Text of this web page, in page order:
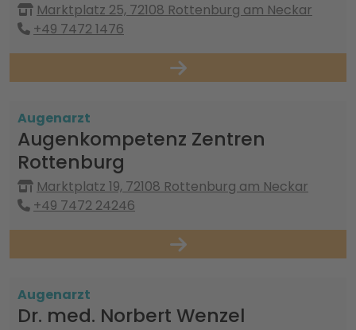
Marktplatz 25, 72108 Rottenburg am Neckar
+49 7472 1476
Augenarzt
Augenkompetenz Zentren
Rottenburg
Marktplatz 19, 72108 Rottenburg am Neckar
+49 7472 24246
Augenarzt
Dr. med. Norbert Wenzel